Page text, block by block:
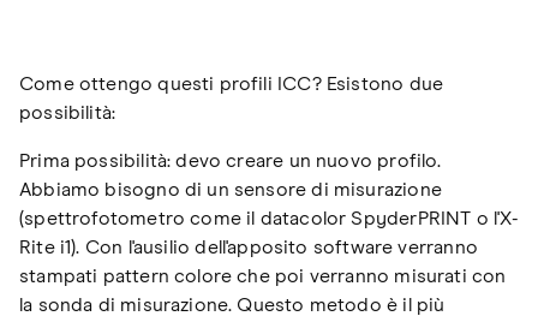
Come ottengo questi profili ICC? Esistono due
possibilità:
Prima possibilità: devo creare un nuovo profilo.
Abbiamo bisogno di un sensore di misurazione
(spettrofotometro come il datacolor SpyderPRINT o l'X-
Rite i1). Con l'ausilio dell'apposito software verranno
stampati pattern colore che poi verranno misurati con
la sonda di misurazione. Questo metodo è il più